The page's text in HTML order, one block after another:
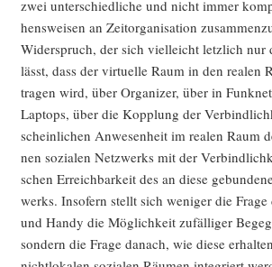
zwei unter­schied­li­che und nicht immer
hens­wei­sen an Zeit­or­ga­ni­sa­ti­on
Wider­spruch, der sich viel­leicht letz­lich nur
lässt, dass der vir­tu­el­le Raum in den rea­len
tra­gen wird, über Orga­ni­zer, über in
Lap­tops, über die Kopp­lung der
schein­li­chen Anwe­sen­heit im rea­len Raum
nen sozia­len Netz­werks mit der
schen Erreich­bar­keit des an die­se
werks. Inso­fern stellt sich weni­ger die
und Han­dy die Mög­lich­keit zufäl­li­ger
son­dern die Fra­ge danach, wie die­se